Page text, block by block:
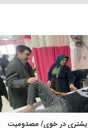
۵.۴ ریشتری در خوی/ مصدومیت